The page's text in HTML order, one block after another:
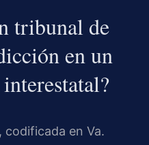
tribunal de
en un
codificada en Va.